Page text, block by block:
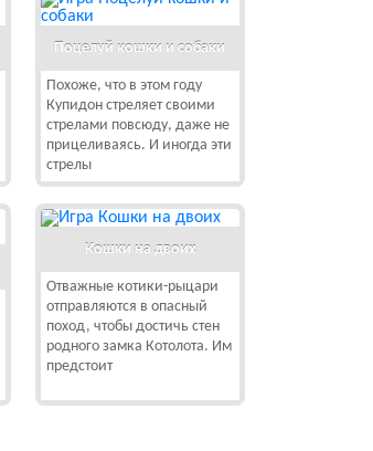
Поцелуй кошки и собаки
Похоже, что в этом году
Купидон стреляет своими
стрелами повсюду, даже не
прицеливаясь. И иногда эти
стрелы
Кошки на двоих
Отважные котики-рыцари
отправляются в опасный
поход, чтобы достичь стен
родного замка Котолота. Им
предстоит